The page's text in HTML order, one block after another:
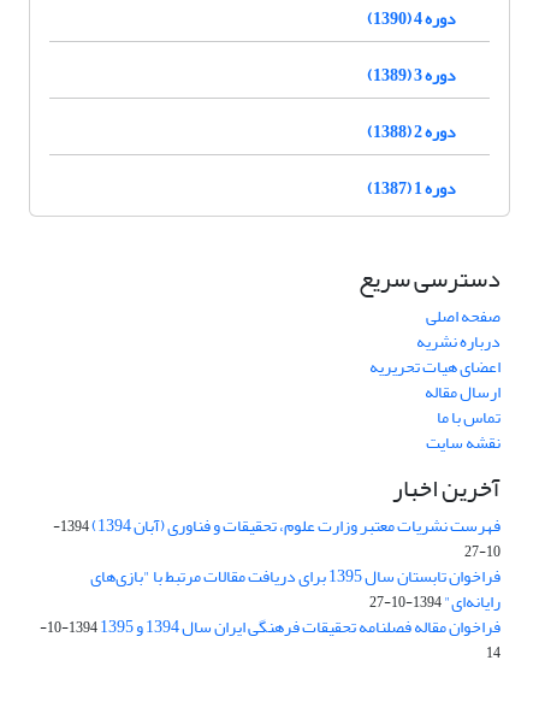
دوره 4 (1390)
دوره 3 (1389)
دوره 2 (1388)
دوره 1 (1387)
دسترسی سریع
صفحه اصلی
درباره نشریه
اعضای هیات تحریریه
ارسال مقاله
تماس با ما
نقشه سایت
آخرین اخبار
فهرست نشریات معتبر وزارت علوم، تحقیقات و فناوری (آبان 1394)
1394-
10-27
فراخوان تابستان سال 1395 برای دریافت مقالات مرتبط با "بازی‌های
رایانه‌ای"1394-10-27
فراخوان مقاله فصلنامه تحقیقات فرهنگی ایران سال 1394 و 1395
1394-10-
14